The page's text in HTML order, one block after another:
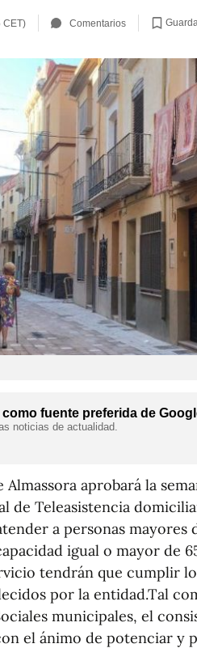
CET) Comentarios
como fuente preferida de
noticias de actualidad.
aprobará la
de Teleasistencia
a personas mayores
igual o mayor de
tendrán que cumplir
por la entidad.Tal
municipales, el
el ánimo de potenciar y